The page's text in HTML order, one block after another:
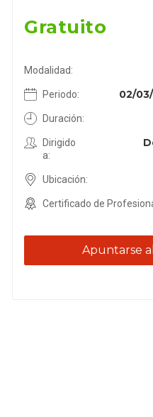
Gratuito
Modalidad:
Periodo: 02/
Duración:
Dirigido
a:
Ubicación:
Certificado de
Apuntarse